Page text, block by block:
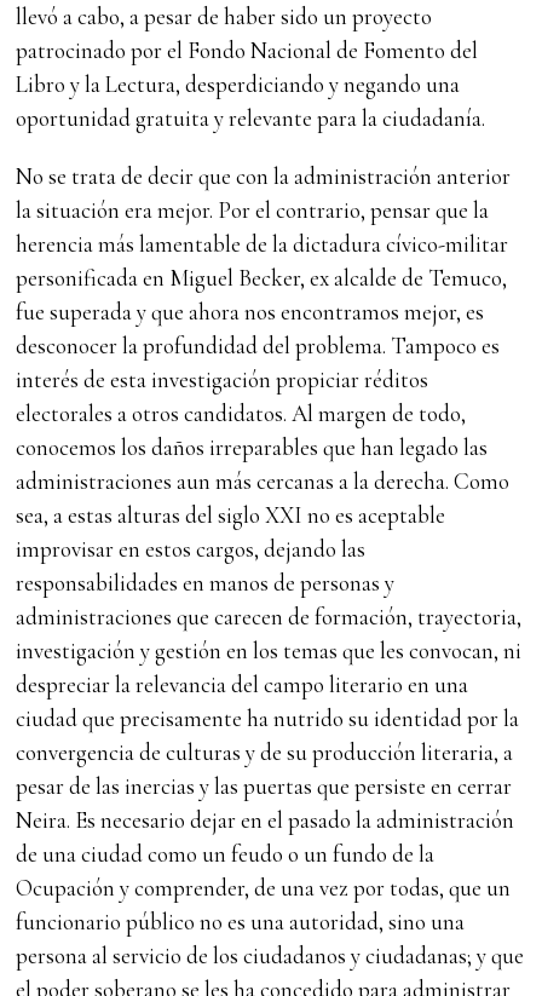
llevó a cabo, a pesar de haber sido un proyecto
patrocinado por el Fondo Nacional de Fomento del
Libro y la Lectura, desperdiciando y negando una
oportunidad gratuita y relevante para la ciudadanía.
No se trata de decir que con la administración anterior
la situación era mejor. Por el contrario, pensar que la
herencia más lamentable de la dictadura cívico-militar
personificada en Miguel Becker, ex alcalde de Temuco,
fue superada y que ahora nos encontramos mejor, es
desconocer la profundidad del problema. Tampoco es
interés de esta investigación propiciar réditos
electorales a otros candidatos. Al margen de todo,
conocemos los daños irreparables que han legado las
administraciones aun más cercanas a la derecha. Como
sea, a estas alturas del siglo XXI no es aceptable
improvisar en estos cargos, dejando las
responsabilidades en manos de personas y
administraciones que carecen de formación, trayectoria,
investigación y gestión en los temas que les convocan, ni
despreciar la relevancia del campo literario en una
ciudad que precisamente ha nutrido su identidad por la
convergencia de culturas y de su producción literaria, a
pesar de las inercias y las puertas que persiste en cerrar
Neira. Es necesario dejar en el pasado la administración
de una ciudad como un feudo o un fundo de la
Ocupación y comprender, de una vez por todas, que un
funcionario público no es una autoridad, sino una
persona al servicio de los ciudadanos y ciudadanas; y que
el poder soberano se les ha concedido para administrar